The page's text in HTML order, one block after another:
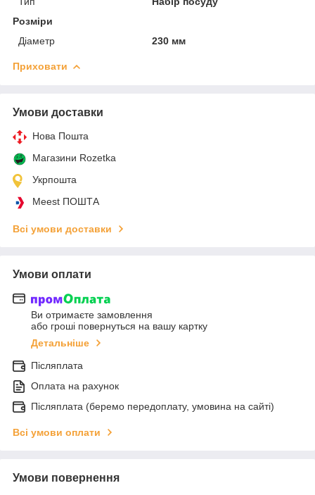
Розміри
Діаметр
230 мм
Приховати
Умови доставки
Нова Пошта
Магазини Rozetka
Укрпошта
Meest ПОШТА
Всі умови доставки
Умови оплати
Ви отримаєте замовлення
або гроші повернуться на вашу картку
Детальніше
Післяплата
Оплата на рахунок
Післяплата (беремо передоплату, умовина на сайті)
Всі умови оплати
Умови повернення